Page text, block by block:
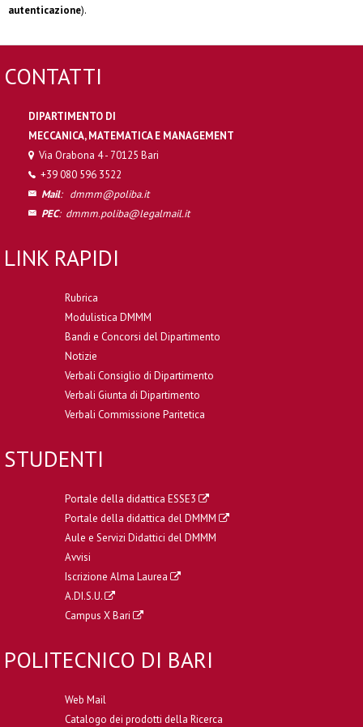
autenticazione).
CONTATTI
DIPARTIMENTO DI
MECCANICA, MATEMATICA E MANAGEMENT
Via Orabona 4 - 70125 Bari
+39 080 596 3522
Mail: dmmm@poliba.it
PEC: dmmm.poliba@legalmail.it
LINK RAPIDI
Rubrica
Modulistica DMMM
Bandi e Concorsi del Dipartimento
Notizie
Verbali Consiglio di Dipartimento
Verbali Giunta di Dipartimento
Verbali Commissione Paritetica
STUDENTI
Portale della didattica ESSE3
Portale della didattica del DMMM
Aule e Servizi Didattici del DMMM
Avvisi
Iscrizione Alma Laurea
A.DI.S.U.
Campus X Bari
POLITECNICO DI BARI
Web Mail
Catalogo dei prodotti della Ricerca